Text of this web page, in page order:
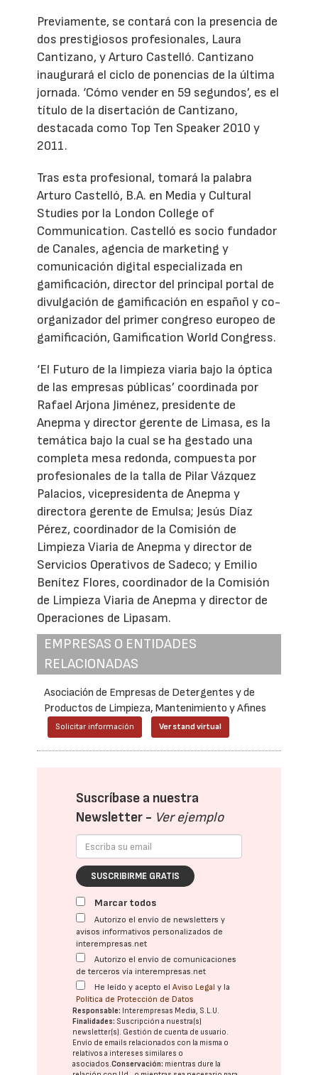
Previamente, se contará con la presencia de
dos prestigiosos profesionales, Laura
Cantizano, y Arturo Castelló. Cantizano
inaugurará el ciclo de ponencias de la última
jornada. ‘Cómo vender en 59 segundos’, es el
título de la disertación de Cantizano,
destacada como Top Ten Speaker 2010 y
2011.
Tras esta profesional, tomará la palabra
Arturo Castelló, B.A. en Media y Cultural
Studies por la London College of
Communication. Castelló es socio fundador
de Canales, agencia de marketing y
comunicación digital especializada en
gamificación, director del principal portal de
divulgación de gamificación en español y co-
organizador del primer congreso europeo de
gamificación, Gamification World Congress.
‘El Futuro de la limpieza viaria bajo la óptica
de las empresas públicas’ coordinada por
Rafael Arjona Jiménez, presidente de
Anepma y director gerente de Limasa, es la
temática bajo la cual se ha gestado una
completa mesa redonda, compuesta por
profesionales de la talla de Pilar Vázquez
Palacios, vicepresidenta de Anepma y
directora gerente de Emulsa; Jesús Díaz
Pérez, coordinador de la Comisión de
Limpieza Viaria de Anepma y director de
Servicios Operativos de Sadeco; y Emilio
Benítez Flores, coordinador de la Comisión
de Limpieza Viaria de Anepma y director de
Operaciones de Lipasam.
EMPRESAS O ENTIDADES
RELACIONADAS
Asociación de Empresas de Detergentes y de
Productos de Limpieza, Mantenimiento y Afines
Solicitar información Ver stand virtual
Suscríbase a nuestra
Newsletter - Ver ejemplo
SUSCRIBIRME GRATIS
Marcar todos
Autorizo el envío de newsletters y
avisos informativos personalizados de
interempresas.net
Autorizo el envío de comunicaciones
de terceros vía interempresas.net
He leído y acepto elAviso Legal y la
Política de Protección de Datos
Responsable: Interempresas Media, S.L.U.
Finalidades: Suscripción a nuestra(s)
newsletter(s). Gestión de cuenta de usuario.
Envío de emails relacionados con la misma o
relativos a intereses similares o
asociados.Conservación: mientras dure la